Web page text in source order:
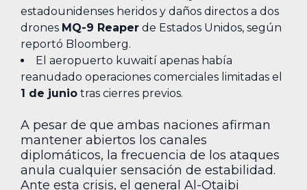
estadounidenses heridos y daños directos a dos
drones MQ-9 Reaper de Estados Unidos, según
reportó Bloomberg.
El aeropuerto kuwaití apenas había
reanudado operaciones comerciales limitadas el
1 de junio tras cierres previos.
A pesar de que ambas naciones afirman
mantener abiertos los canales
diplomáticos, la frecuencia de los ataques
anula cualquier sensación de estabilidad.
Ante esta crisis, el general Al-Otaibi